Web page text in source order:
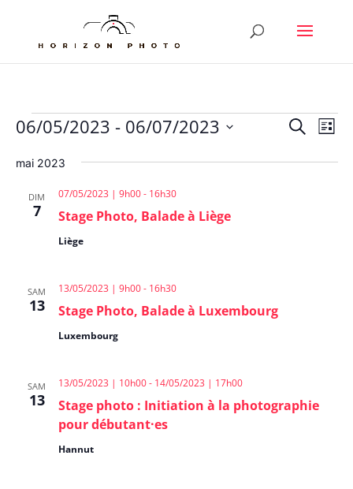
Évènements Recherche
de
Liste
06/05/2023 - 06/07/2023
une
mai 2023
DIM
7 Stage Photo, Balade à Liège
07/05/2023 | 9h00- 16h30
Liège
SAM
13 Stage Photo, Balade à Luxembourg
13/05/2023 | 9h00- 16h30
Luxembourg
SAM
13
Stage photo : Initiation à la photographie
pour débutant·es
13/05/2023 | 10h00- 14/05/2023 | 17h00
Hannut